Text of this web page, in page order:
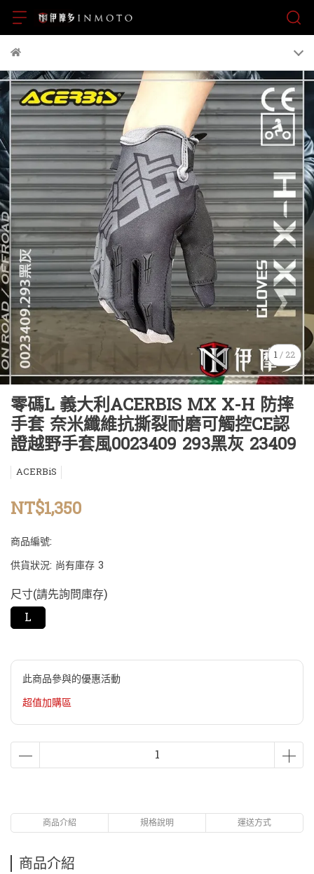
1/22
零碼L 義大利ACERBIS MX X-H 防摔
手套 奈米纖維抗撕裂耐磨可觸控CE認
證越野手套風0023409 293黑灰 23409
ACERBiS
NT$1,350
商品編號:
供貨狀況: 尚有庫存 3
尺寸(請先詢問庫存)
L
此商品參與的優惠活動
超值加購區
商品介紹 規格說明 運送方式
商品介紹